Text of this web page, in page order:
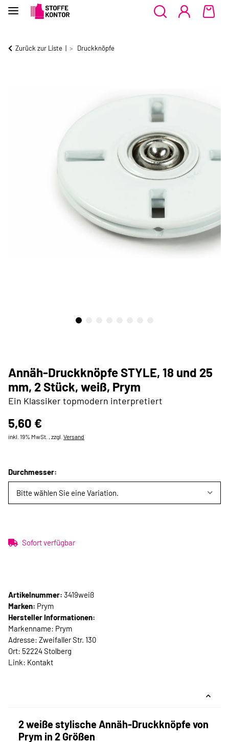
Zurück zur Liste Druckknöpfe
Annäh-Druckknöpfe STYLE, 18 und 25
mm, 2 Stück, weiß, Prym
Ein Klassiker topmodern interpretiert
5,60 €
inkl. 19% MwSt. , zzgl. Versand
Durchmesser:
Bitte wählen Sie eine Variation.
Sofort verfügbar
Artikelnummer: 3419weiß
Marken: Prym
Hersteller Informationen:
Markenname: Prym
Adresse: Zweifaller Str. 130
Ort: 52224 Stolberg
Link: Kontakt
2 weiße stylische Annäh-Druckknöpfe von
Prym in 2 Größen